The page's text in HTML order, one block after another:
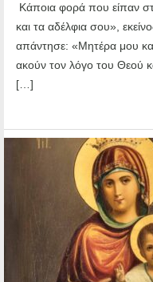
Κάποια φορά που είπαν
και τα αδέλφια σου»,
απάντησε: «Μητέρα μου
ακούν τον λόγο του Θεού
[…]